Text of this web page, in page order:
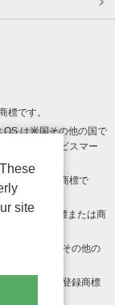
標です。
は米国その他の国で
Inc. のサービスマー
LLC の商標で
ける登録商標または商
の米国およびその他の
の商標または登録商標
site